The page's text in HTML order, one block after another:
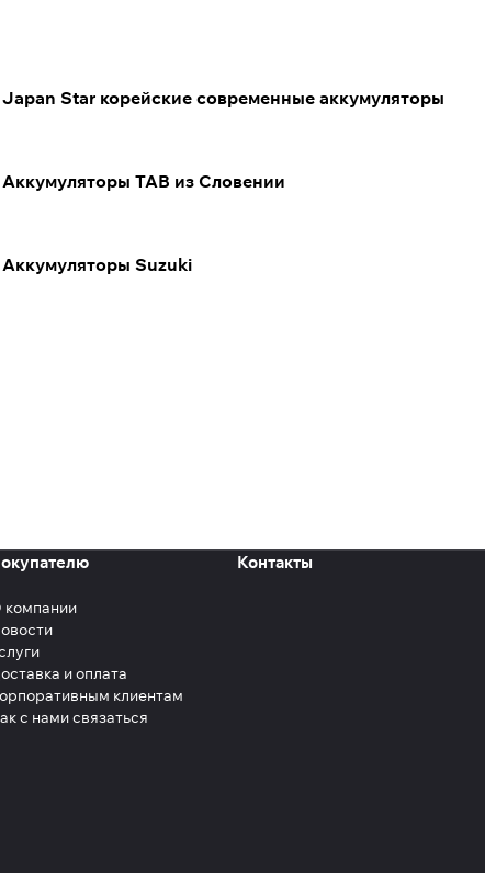
Japan Star корейские современные аккумуляторы
Аккумуляторы TAB из Словении
Аккумуляторы Suzuki
компании
и оплата
клиентам
с нами связаться
Контакты